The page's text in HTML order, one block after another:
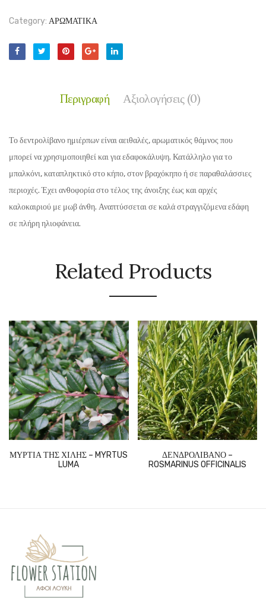
Category: ΑΡΩΜΑΤΙΚΑ
Περιγραφή Αξιολογήσεις (0)
Το δεντρολίβανο ημιέρπων είναι αειθαλές, αρωματικός θάμνος που
μπορεί να χρησιμοποιηθεί και για εδαφοκάλυψη. Κατάλληλο για το
μπαλκόνι, καταπληκτικό στο κήπο, στον βραχόκηπο ή σε παραθαλάσσιες
περιοχές. Έχει ανθοφορία στο τέλος της άνοιξης έως και αρχές
καλοκαιριού με μωβ άνθη. Αναπτύσσεται σε καλά στραγγιζόμενα εδάφη
σε πλήρη ηλιοφάνεια.
Related Products
ΜΥΡΤΙΑ ΤΗΣ ΧΙΛΗΣ – MYRTUS
LUMA
ΔΕΝΔΡΟΛΙΒΑΝΟ –
ROSMARINUS OFFICINALIS